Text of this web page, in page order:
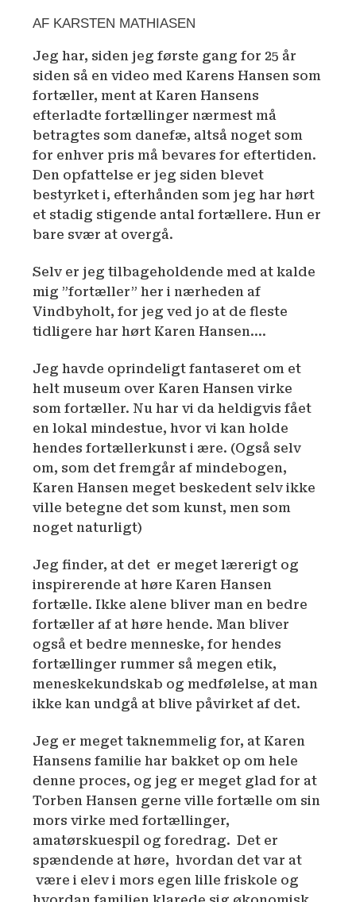
AF KARSTEN MATHIASEN
Jeg har, siden jeg første gang for 25 år
siden så en video med Karens Hansen som
fortæller, ment at Karen Hansens
efterladte fortællinger nærmest må
betragtes som danefæ, altså noget som
for enhver pris må bevares for eftertiden.
Den opfattelse er jeg siden blevet
bestyrket i, efterhånden som jeg har hørt
et stadig stigende antal fortællere. Hun er
bare svær at overgå.
Selv er jeg tilbageholdende med at kalde
mig ”fortæller” her i nærheden af
Vindbyholt, for jeg ved jo at de fleste
tidligere har hørt Karen Hansen….
Jeg havde oprindeligt fantaseret om et
helt museum over Karen Hansen virke
som fortæller. Nu har vi da heldigvis fået
en lokal mindestue, hvor vi kan holde
hendes fortællerkunst i ære. (Også selv
om, som det fremgår af mindebogen,
Karen Hansen meget beskedent selv ikke
ville betegne det som kunst, men som
noget naturligt)
Jeg finder, at det er meget lærerigt og
inspirerende at høre Karen Hansen
fortælle. Ikke alene bliver man en bedre
fortæller af at høre hende. Man bliver
også et bedre menneske, for hendes
fortællinger rummer så megen etik,
meneskekundskab og medfølelse, at man
ikke kan undgå at blive påvirket af det.
Jeg er meget taknemmelig for, at Karen
Hansens familie har bakket op om hele
denne proces, og jeg er meget glad for at
Torben Hansen gerne ville fortælle om sin
mors virke med fortællinger,
amatørskuespil og foredrag. Det er
spændende at høre, hvordan det var at
være i elev i mors egen lille friskole og